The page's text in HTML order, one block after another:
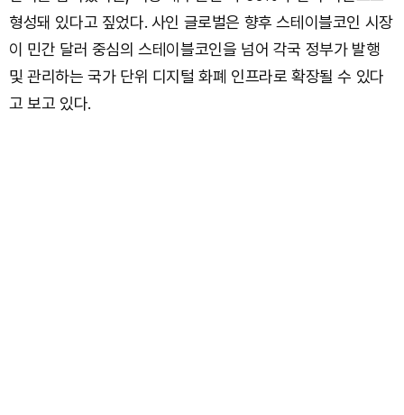
형성돼 있다고 짚었다. 사인 글로벌은 향후 스테이블코인 시장
이 민간 달러 중심의 스테이블코인을 넘어 각국 정부가 발행
및 관리하는 국가 단위 디지털 화폐 인프라로 확장될 수 있다
고 보고 있다.